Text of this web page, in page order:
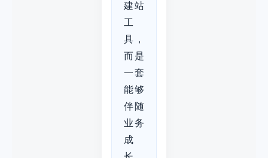
建站
工
具，
而是
一套
能够
伴随
业务
成